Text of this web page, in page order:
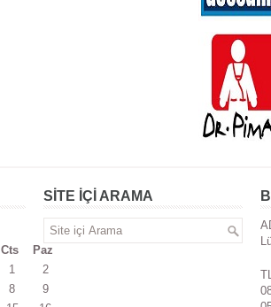
Cts
Paz
1
2
8
9
SİTE İÇİ ARAMA